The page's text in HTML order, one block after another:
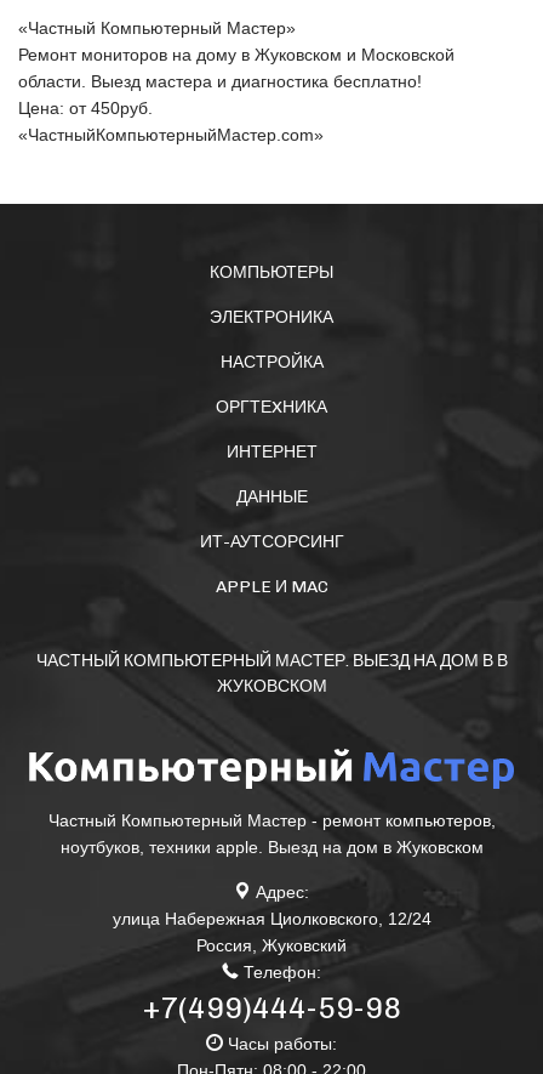
«Частный Компьютерный Мастер»
Ремонт мониторов на дому в Жуковском и Московской
области. Выезд мастера и диагностика бесплатно!
Цена: от450руб.
«ЧастныйКомпьютерныйМастер.com»
КОМПЬЮТЕРЫ
ЭЛЕКТРОНИКА
НАСТРОЙКА
ОРГТЕXНИКА
ИНТЕРНЕТ
ДАННЫЕ
ИТ-АУТСОРСИНГ
APPLE И MAC
ЧАСТНЫЙ КОМПЬЮТЕРНЫЙ МАСТЕР. ВЫЕЗД НА ДОМ В В
ЖУКОВСКОМ
Частный Компьютерный Мастер - ремонт компьютеров,
ноутбуков, техники apple. Выезд на дом в Жуковском
Адрес:
улица Набережная Циолковского, 12/24
Россия, Жуковский
Телефон:
+7(499)444-59-98
Часы работы: